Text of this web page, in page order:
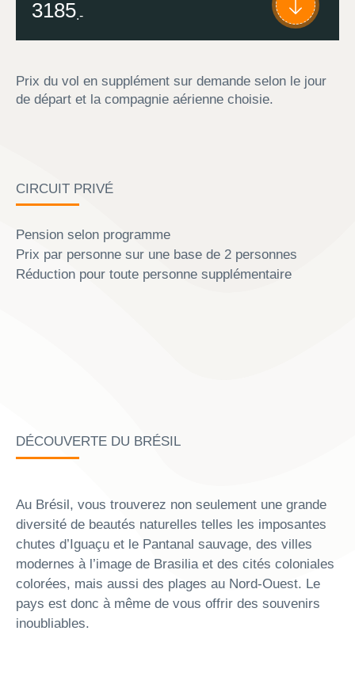
DÉCOUVERTE DU BRÉSIL
Au Brésil, vous trouverez non seulement une grande
diversité de beautés naturelles telles les imposantes
chutes d’Iguaçu et le Pantanal sauvage, des villes
modernes à l’image de Brasilia et des cités coloniales
colorées, mais aussi des plages au Nord-Ouest. Le
pays est donc à même de vous offrir des souvenirs
inoubliables.
3185.-
Prix du vol en supplément sur demande selon le jour
de départ et la compagnie aérienne choisie.
CIRCUIT PRIVÉ
Pension selon programme
Prix par personne sur une base de 2 personnes
Réduction pour toute personne supplémentaire